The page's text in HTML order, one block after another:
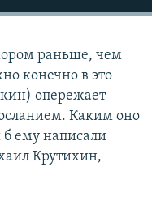
раньше, чем
конечно в это
опережает
Каким оно
б ему написали
Крутихин,